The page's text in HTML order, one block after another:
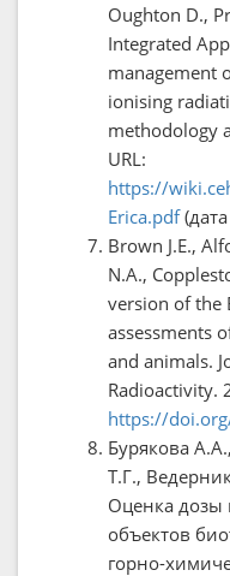
Oughton D.,
Integrated
management
ionising
methodology
URL:
https://
Erica.pdf
Brown J.E.,
N.A.,
version of the
assessments
and animals.
Radioactivity.
https://
Бурякова
Т.Г.,
Оценка дозы
объектов
горно-